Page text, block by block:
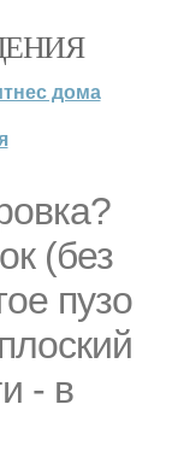
дома
(без
пузо
- в